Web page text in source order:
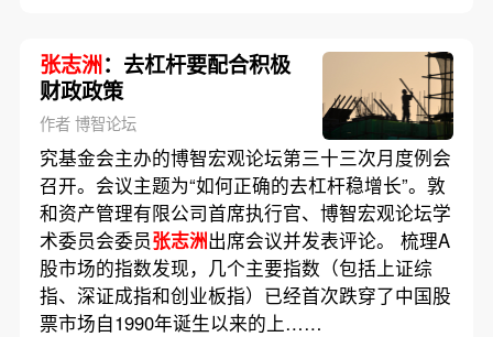
张志洲：去杠杆要配合积极
财政政策
作者 博智论坛
究基金会主办的博智宏观论坛第三十三次月度例会
召开。会议主题为“如何正确的去杠杆稳增长”。敦
和资产管理有限公司首席执行官、博智宏观论坛学
术委员会委员张志洲出席会议并发表评论。 梳理A
股市场的指数发现，几个主要指数（包括上证综
指、深证成指和创业板指）已经首次跌穿了中国股
票市场自1990年诞生以来的上……